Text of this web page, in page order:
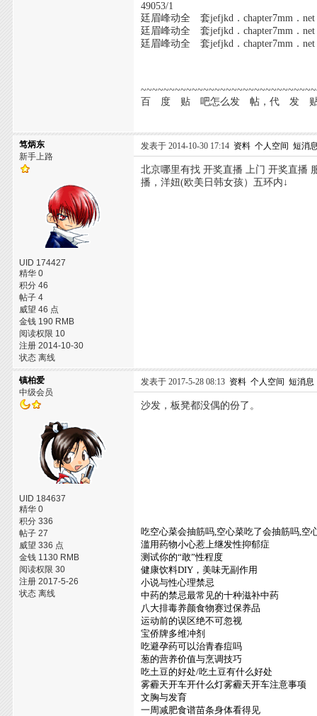
49053/1
廷眉峰动全 套jefjkd．chapter7mm．
廷眉峰动全 套jefjkd．chapter7mm．
廷眉峰动全 套jefjkd．chapter7mm．
百 度 贴 吧怎么发 帖，代 发 贴，
笃炳东
新手上路
UID 174427
精华 0
积分 46
帖子 4
威望 46 点
金钱 190 RMB
阅读权限 10
注册 2014-10-30
状态 离线
发表于 2014-10-30 17:14 资料 个人空间 短消
北京哪里有找 开奖直播 上门 开奖直播
播，洋妞(欧美日韩女孩）五环内↓
镇柏爱
中级会员
UID 184637
精华 0
积分 336
帖子 27
威望 336 点
金钱 1130 RMB
阅读权限 30
注册 2017-5-26
状态 离线
发表于 2017-5-28 08:13 资料 个人空间 短消息
沙发，板凳都没偶的份了。
吃空心菜会抽筋吗,空心菜吃了会抽筋吗,空
滥用药物小心惹上继发性抑郁症
测试你的“敢”性程度
健康饮料DIY，美味无副作用
小说与性心理禁忌
中药的禁忌最常见的十种滋补中药
八大排毒养颜食物赛过保养品
运动前的误区绝不可忽视
宝侨牌多维冲剂
吃避孕药可以治青春痘吗
葱的营养价值与烹调技巧
吃土豆的好处/吃土豆有什么好处
雾霾天开车开什么灯雾霾天开车注意事项
文胸与发育
一周减肥食谱苗条身体看得见